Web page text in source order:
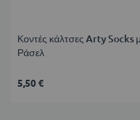
Κοντές κάλτσες Arty Socks
Ράσελ
5,50 €